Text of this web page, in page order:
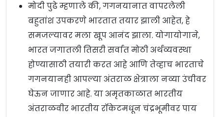
मोदी पुढे म्हणाले की, गगनयानात वापरलेली
बहुतांश उपकरणे भारतात तयार झाली आहेत, हे
समजल्यावर मला खूप आनंद झाला. योगायोगाने,
भारत जगातली तिसरी सर्वात मोठी अर्थव्यवस्था
होण्यासाठी तयारी करत आहे आणि तेव्हाच भारताचे
गगनयानही आपल्या अंतराळ क्षेत्राला नव्या उंचीवर
घेऊन जाणार आहे. या अमृतकाळात भारतीय
अंतराळवीर भारतीय रॉकेटमधून चंद्रभूमीवर पाय